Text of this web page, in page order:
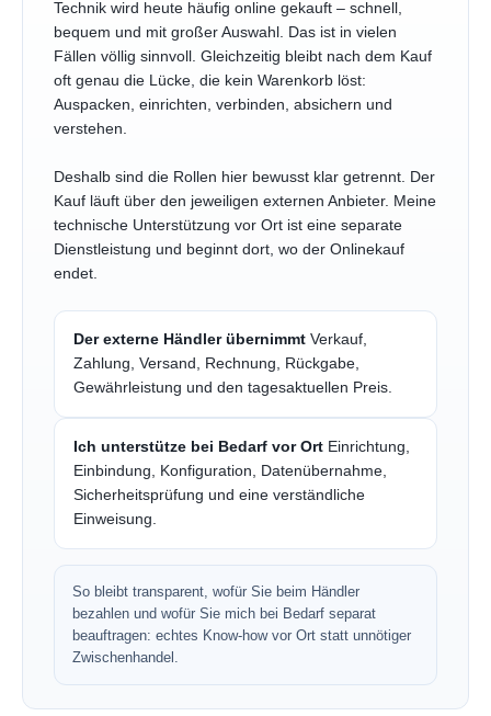
Technik wird heute häufig online gekauft – schnell,
bequem und mit großer Auswahl. Das ist in vielen
Fällen völlig sinnvoll. Gleichzeitig bleibt nach dem Kauf
oft genau die Lücke, die kein Warenkorb löst:
Auspacken, einrichten, verbinden, absichern und
verstehen.
Deshalb sind die Rollen hier bewusst klar getrennt. Der
Kauf läuft über den jeweiligen externen Anbieter. Meine
technische Unterstützung vor Ort ist eine separate
Dienstleistung und beginnt dort, wo der Onlinekauf
endet.
Der externe Händler übernimmt Verkauf,
Zahlung, Versand, Rechnung, Rückgabe,
Gewährleistung und den tagesaktuellen Preis.
Ich unterstütze bei Bedarf vor Ort Einrichtung,
Einbindung, Konfiguration, Datenübernahme,
Sicherheitsprüfung und eine verständliche
Einweisung.
So bleibt transparent, wofür Sie beim Händler
bezahlen und wofür Sie mich bei Bedarf separat
beauftragen: echtes Know-how vor Ort statt unnötiger
Zwischenhandel.